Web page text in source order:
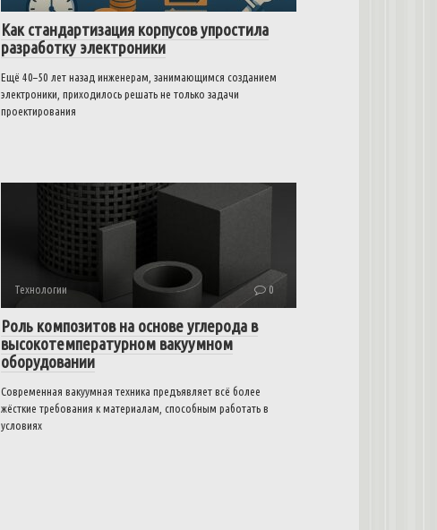
Как стандартизация корпусов упростила
разработку электроники
Ещё 40–50 лет назад инженерам, занимающимся созданием
электроники, приходилось решать не только задачи
проектирования
Технологии 0
Роль композитов на основе углерода в
высокотемпературном вакуумном
оборудовании
Современная вакуумная техника предъявляет всё более
жёсткие требования к материалам, способным работать в
условиях